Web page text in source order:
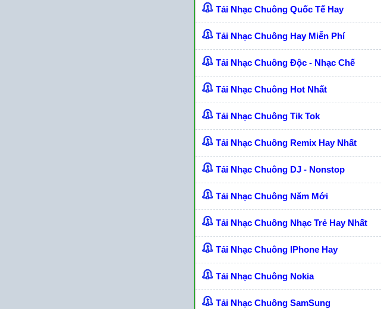
Tải Nhạc Chuông Quốc Tế Hay
Tải Nhạc Chuông Hay Miễn Phí
Tải Nhạc Chuông Độc - Nhạc Chế
Tải Nhạc Chuông Hot Nhất
Tải Nhạc Chuông Tik Tok
Tải Nhạc Chuông Remix Hay Nhất
Tải Nhạc Chuông DJ - Nonstop
Tải Nhạc Chuông Năm Mới
Tải Nhạc Chuông Nhạc Trẻ Hay Nhất
Tải Nhạc Chuông IPhone Hay
Tải Nhạc Chuông Nokia
Tải Nhạc Chuông SamSung